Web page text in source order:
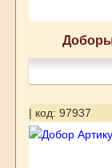
| код: 97937